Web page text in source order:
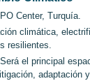
Center, Turquía.
climática,
resilientes.
Será el principal
adaptación